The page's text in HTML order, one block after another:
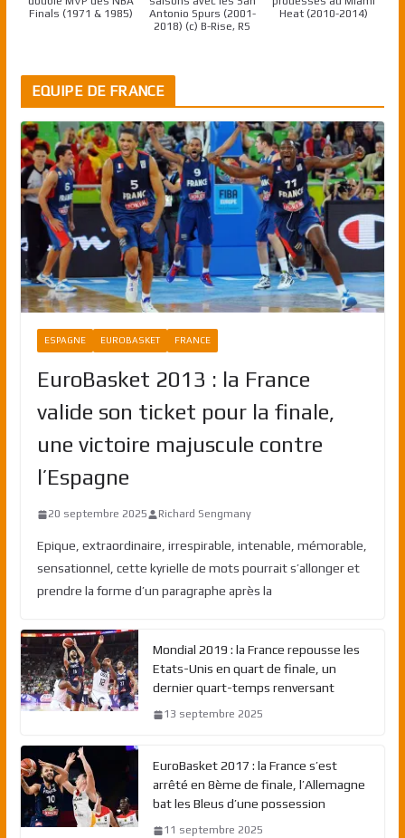
Finals (1971 & 1985)
Antonio Spurs (2001-
2018) (c) B-Rise, RS
Heat (2010-2014)
EQUIPE DE FRANCE
ESPAGNE EUROBASKET FRANCE
EuroBasket 2013 : la France
valide son ticket pour la finale,
une victoire majuscule contre
l’Espagne
20 septembre 2025 Richard Sengmany
Epique, extraordinaire, irrespirable, intenable, mémorable,
sensationnel, cette kyrielle de mots pourrait s’allonger et
prendre la forme d’un paragraphe après la
Mondial 2019 : la France repousse les
Etats-Unis en quart de finale, un
dernier quart-temps renversant
13 septembre 2025
EuroBasket 2017 : la France s’est
arrêté en 8ème de finale, l’Allemagne
bat les Bleus d’une possession
11 septembre 2025